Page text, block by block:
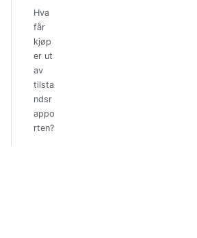
Hva
får
kjøp
er ut
av
tilsta
ndsr
appo
rten?